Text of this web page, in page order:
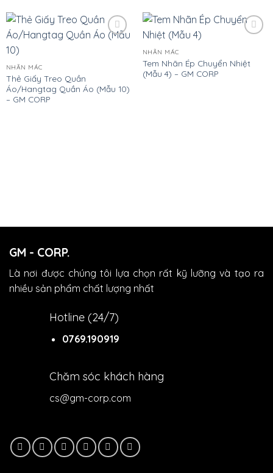
Add
NHÃN MÁC
Thẻ Giấy Treo Quần
Áo/Hangtag Quần Áo (Mẫu 10)
– GM CORP
wishlist
NHÃN MÁC
Tem Nhãn Ép Chuyển Nhiệt
(Mẫu 4) – GM CORP
GM - CORP.
Là nơi được chúng tôi lựa chọn rất kỹ lưỡng và tạo ra
nhiều sản phẩm chất lượng nhất
Hotline (24/7)
0769.190919
Chăm sóc khách hàng
cs@gm-corp.com